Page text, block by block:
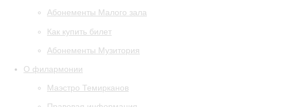
Абонементы Малого зала
Как купить билет
Абонементы Музитория
О филармонии
Маэстро Темирканов